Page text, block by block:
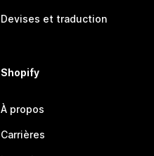
Devises et traduction
Shopify
À propos
Carrières